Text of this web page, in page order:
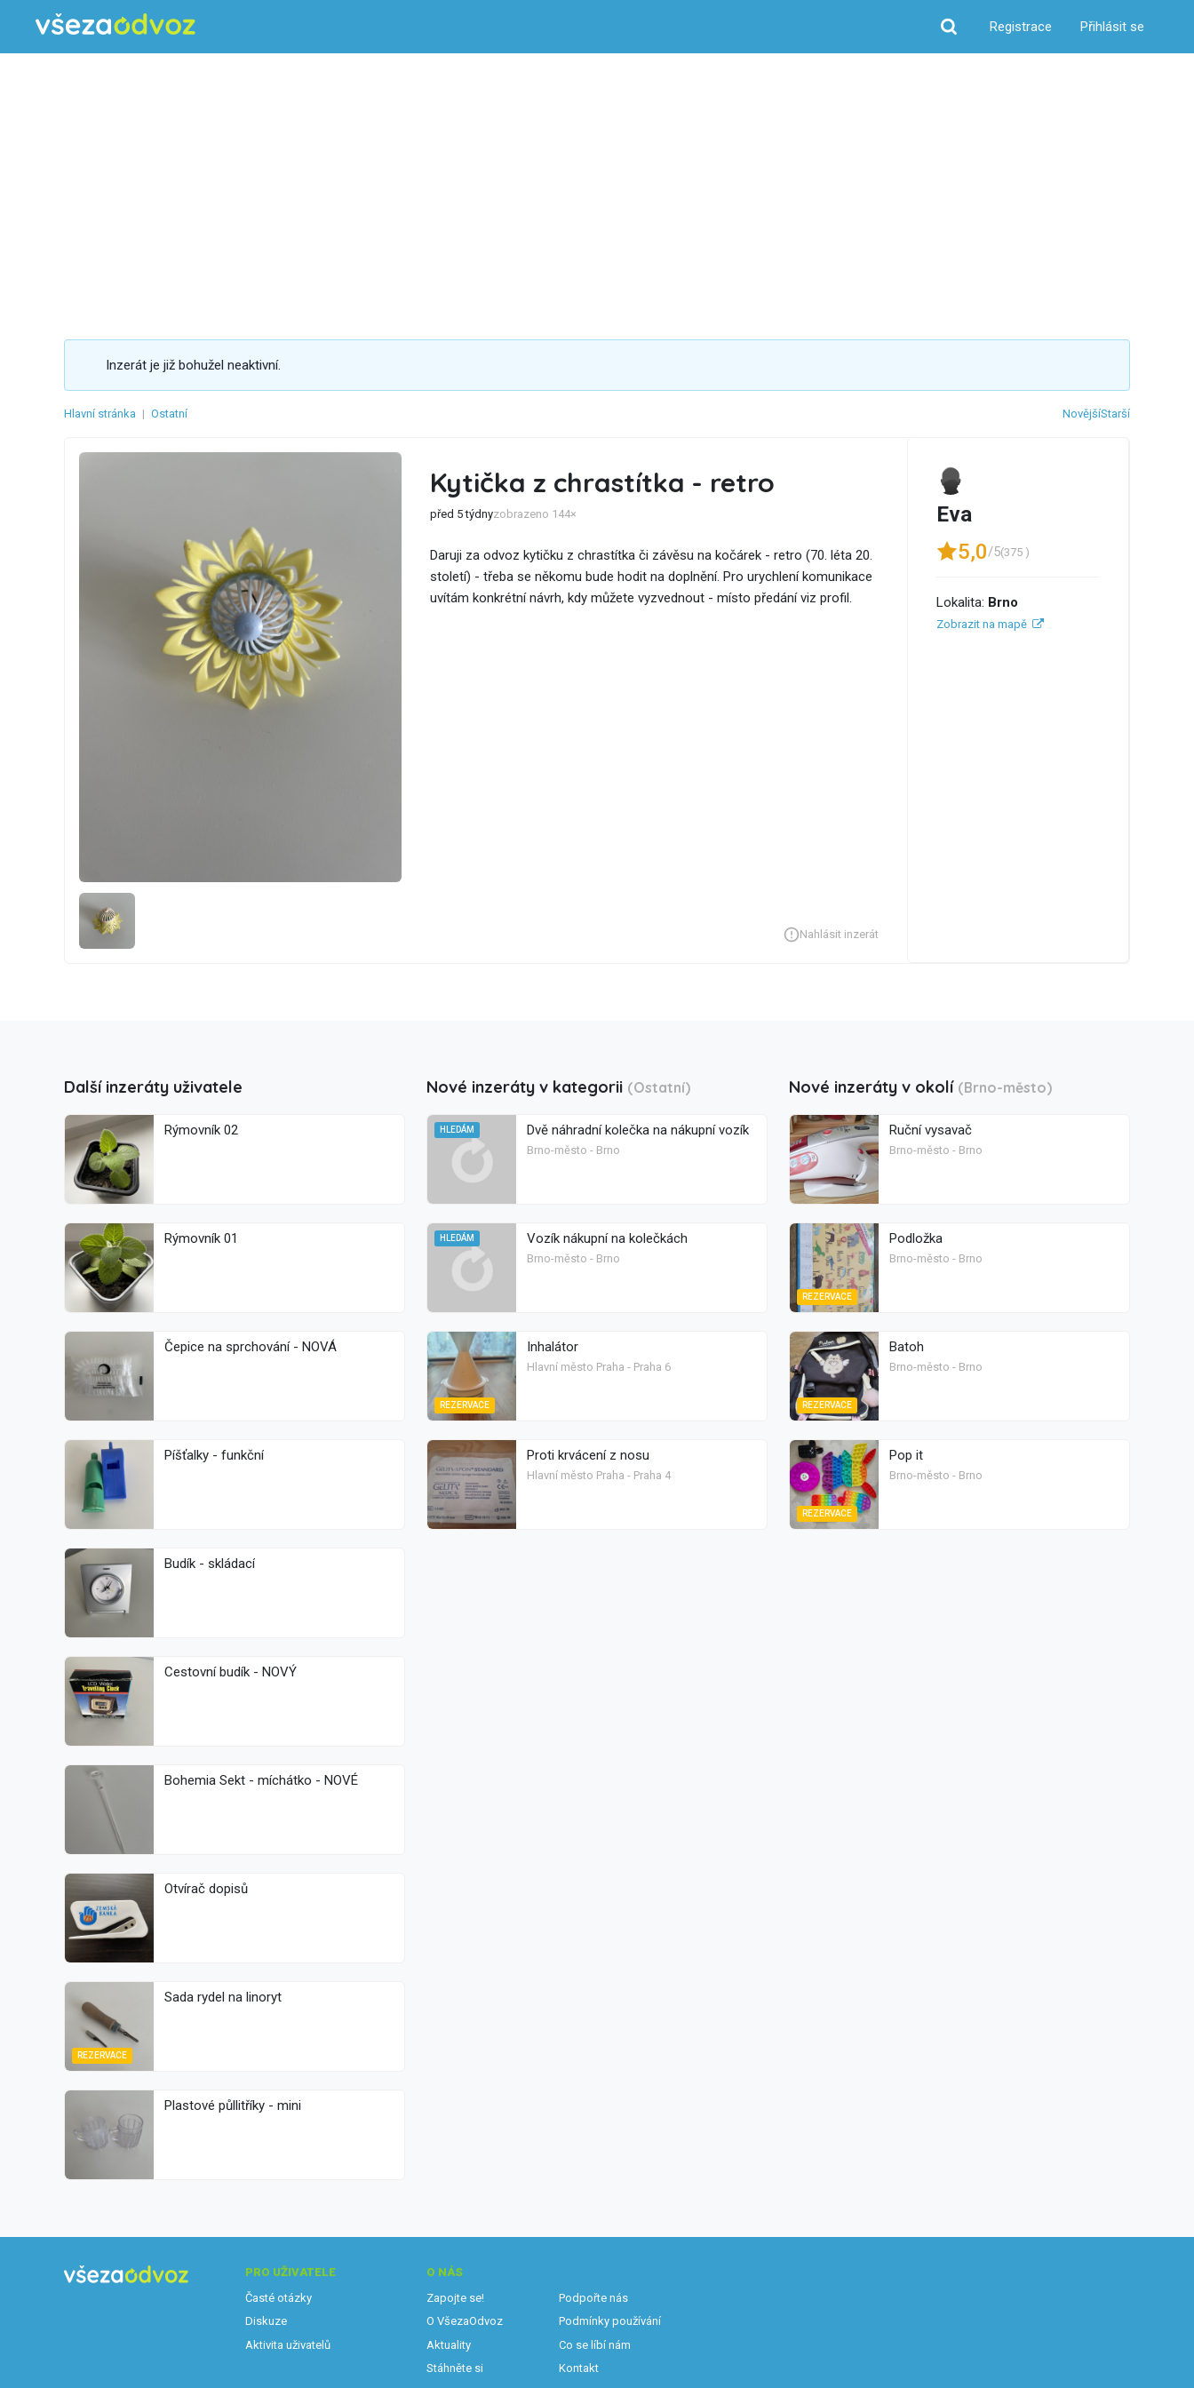
Hledat
Registrace Přihlásit se
Inzerát je již bohužel neaktivní.
Hlavní stránka | Ostatní NovějšíStarší
Kytička z chrastítka - retro
před 5 týdnyzobrazeno 144×
Daruji za odvoz kytičku z chrastítka či závěsu na kočárek - retro (70. léta 20.
století) - třeba se někomu bude hodit na doplnění. Pro urychlení komunikace
uvítám konkrétní návrh, kdy můžete vyzvednout - místo předání viz profil.
Nahlásit inzerát
Eva
5,0/5(375 )
Lokalita: Brno
Zobrazit na mapě
Další inzeráty uživatele
Rýmovník 02
Rýmovník 01
Čepice na sprchování - NOVÁ
Píšťalky - funkční
Budík - skládací
Cestovní budík - NOVÝ
Bohemia Sekt - míchátko - NOVÉ
Otvírač dopisů
REZERVACE
Sada rydel na linoryt
Plastové půllitříky - mini
Nové inzeráty v kategorii (Ostatní)
HLEDÁM Dvě náhradní kolečka na nákupní vozík
Brno-město - Brno
HLEDÁM Vozík nákupní na kolečkách
Brno-město - Brno
REZERVACE
Inhalátor
Hlavní město Praha - Praha 6
Proti krvácení z nosu
Hlavní město Praha - Praha 4
Nové inzeráty v okolí (Brno-město)
Ruční vysavač
Brno-město - Brno
REZERVACE
Podložka
Brno-město - Brno
REZERVACE
Batoh
Brno-město - Brno
REZERVACE
Pop it
Brno-město - Brno
PRO UŽIVATELE
Časté otázky
Diskuze
Aktivita uživatelů
O NÁS
Zapojte se!
O VšezaOdvoz
Aktuality
Stáhněte si
Podpořte nás
Podmínky používání
Co se líbí nám
Kontakt